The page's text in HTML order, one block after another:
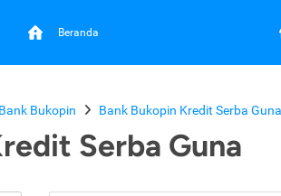
Beranda
Bank Bukopin Bank Bukopin Kredit Serba Guna
Serba Guna